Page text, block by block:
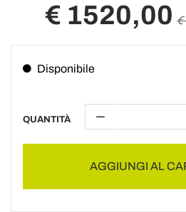
€ 1520,00 €
Disponibile
QUANTITÀ
AGGIUNGI AL